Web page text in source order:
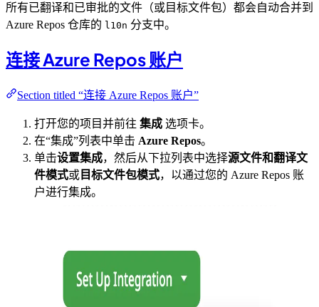
所有已翻译和已审批的文件（或目标文件包）都会自动合并到
Azure Repos 仓库的 l10n 分支中。
连接 Azure Repos 账户
Section titled “连接 Azure Repos 账户”
打开您的项目并前往 集成 选项卡。
在“集成”列表中单击 Azure Repos。
单击设置集成，然后从下拉列表中选择源文件和翻译文
件模式或 目标文件包模式，以通过您的 Azure Repos 账
户进行集成。